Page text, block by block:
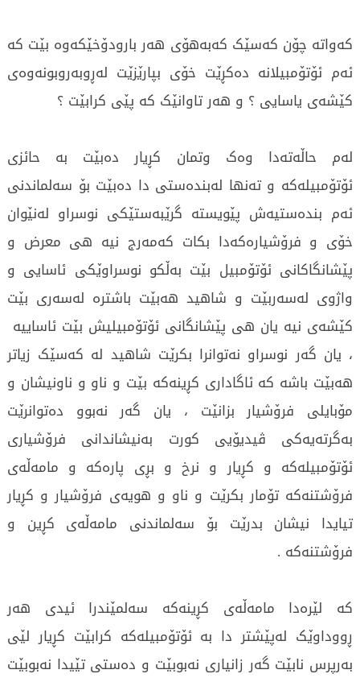
کەواتە چۆن کەسێک کەبەهۆی هەر بارودۆخێکەوە بێت کە
ئەم ئۆتۆمبیلانە دەکڕێت خۆی بپارێزێت لەڕوبەروبونەوەی
کێشەی یاسایی ؟ و هەر تاوانێک کە پێی کرابێت ؟
لەم حاڵەتەدا وەک وتمان کڕیار دەبێت بە حائزی
ئۆتۆمبیلەکە و تەنها لەبندەستی دا دەبێت بۆ سەلماندنی
ئەم بندەستیەش پێویستە گرێبەستێکی نوسراو لەنێوان
خۆی و فرۆشیارەکەدا بکات کەمەرج نیە هی معرض و
پێشانگاکانی ئۆتۆمبیل بێت بەڵکو نوسراوێکی ئاسایی و
واژوی لەسەربێت و شاهید هەبێت باشترە لەسەری بێت
کێشەی نیە یان هی پێشانگانی ئۆتۆمبیلیش بێت ئاساییە
، یان گەر نوسراو نەتوانرا بکرێت شاهید لە کەسێک زیاتر
هەبێت باشە کە ئاگاداری کڕینەکە بێت و ناو و ناونیشان و
مۆبایلی فرۆشیار بزانێت ، یان گەر نەبوو دەتوانرێت
بەگرتەیەکی ڤیدیۆیی کورت بەنیشاندانی فرۆشیاری
ئۆتۆمبیلەکە و کڕیار و نرخ و بڕی پارەکە و مامەڵەی
فرۆشتنەکە تۆمار بکرێت و ناو و هویەی فرۆشیار و کڕیار
تیایدا نیشان بدرێت بۆ سەلماندنی مامەڵەی کڕین و
فرۆشتنەکە .
کە لێرەدا مامەڵەی کڕینەکە سەلمێندرا ئیدی هەر
ڕووداوێک لەپێشتر دا بە ئۆتۆمبیلەکە کرابێت کڕیار لێی
بەرپرس نابێت گەر زانیاری نەبوبێت و دەستی تێیدا نەبوبێت